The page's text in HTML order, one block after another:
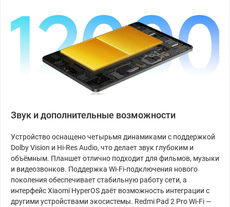
Звук и дополнительные возможности
Устройство оснащено четырьмя динамиками с поддержкой
Dolby Vision и Hi-Res Audio, что делает звук глубоким и
объёмным. Планшет отлично подходит для фильмов, музыки
и видеозвонков. Поддержка Wi-Fi-подключения нового
поколения обеспечивает стабильную работу сети, а
интерфейс Xiaomi HyperOS даёт возможность интеграции с
другими устройствами экосистемы. Redmi Pad 2 Pro Wi-Fi —